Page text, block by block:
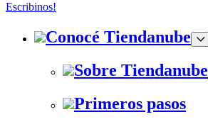
Escribinos!
Conocé Tiendanube
Sobre Tiendanube
Primeros pasos